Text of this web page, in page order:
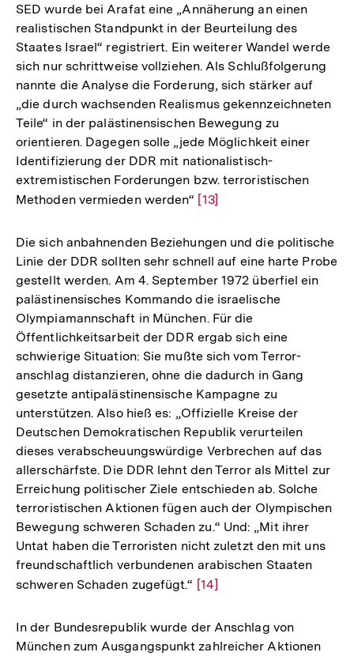
SED wurde bei Arafat eine „Annäherung an einen
realistischen Standpunkt in der Beurteilung des
Staates Israel“ registriert. Ein weiterer Wandel werde
sich nur schrittweise vollziehen. Als Schlußfolgerung
nannte die Analyse die Forderung, sich stärker auf
„die durch wachsenden Realismus gekennzeichneten
Teile“ in der palästinensischen Bewegung zu
orientieren. Dagegen solle „jede Möglichkeit einer
Identifizierung der DDR mit nationalistisch-
extremistischen Forderungen bzw. terroristischen
Methoden vermieden werden“ Zur
der
Fußnote
[13]
Die sich anbahnenden Beziehungen und die politische
Linie der DDR sollten sehr schnell auf eine harte Probe
gestellt werden. Am 4. September 1972 überfiel ein
palästinensisches Kommando die israelische
Olympiamannschaft in München. Für die
Öffentlichkeitsarbeit der DDR ergab sich eine
schwierige Situation: Sie mußte sich vom Terror-
anschlag distanzieren, ohne die dadurch in Gang
gesetzte antipalästinensische Kampagne zu
unterstützen. Also hieß es: „Offizielle Kreise der
Deutschen Demokratischen Republik verurteilen
dieses verabscheuungswürdige Verbrechen auf das
allerschärfste. Die DDR lehnt den Terror als Mittel zur
Erreichung politischer Ziele entschieden ab. Solche
terroristischen Aktionen fügen auch der Olympischen
Bewegung schweren Schaden zu.“ Und: „Mit ihrer
Untat haben die Terroristen nicht zuletzt den mit uns
freundschaftlich verbundenen arabischen Staaten
schweren Schaden zugefügt.“ Zur
der
Fußnote
[14]
In der Bundesrepublik wurde der Anschlag von
München zum Ausgangspunkt zahlreicher Aktionen